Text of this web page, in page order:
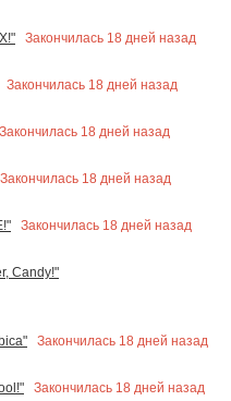
Закончилась 18 дней назад
Закончилась 18 дней назад
Закончилась 18 дней назад
Закончилась 18 дней назад
Закончилась 18 дней назад
Candy!"
Закончилась 18 дней назад
Закончилась 18 дней назад